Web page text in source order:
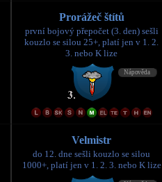
Prorážeč štítů
první bojový přepočet (3. den) sešli
kouzlo se silou 25+, platí jen v 1. 2.
3. nebo K lize
Velmistr
do 12. dne sešli kouzlo se silou
1000+, platí jen v 1. 2. 3. nebo K lize